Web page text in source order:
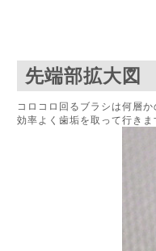
先端部拡大図
コロコロ回るブラシは何層
効率よく歯垢を取って行きま